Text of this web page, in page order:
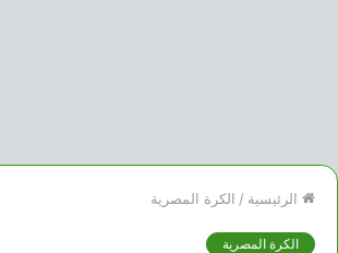
الرئيسية / الكرة المصرية
الكرة المصرية